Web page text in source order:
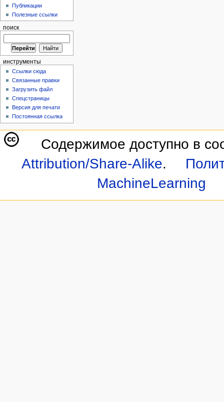
Публикации
Полезные ссылки
поиск
инструменты
Ссылки сюда
Связанные правки
Загрузить файл
Спецстраницы
Версия для печати
Постоянная ссылка
Содержимое доступно в
Attribution/Share-Alike.
MachineLearning